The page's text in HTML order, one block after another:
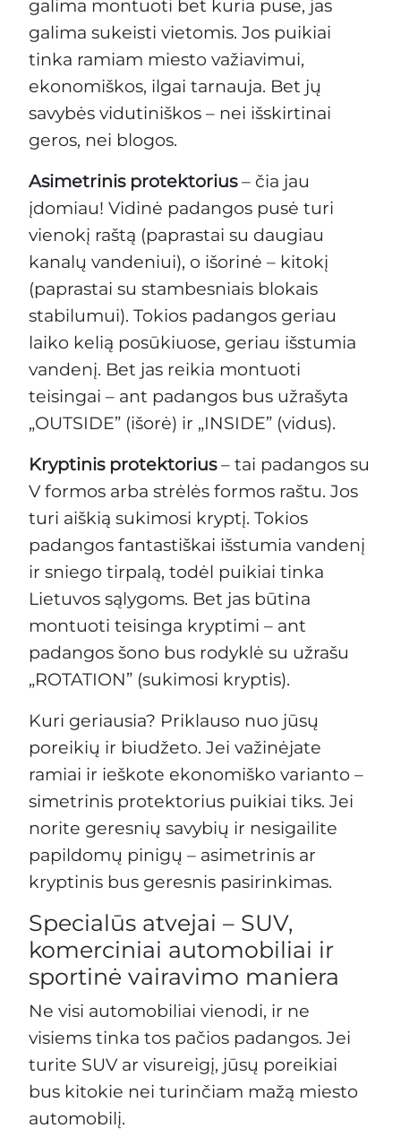
galima montuoti bet kuria puse, jas
galima sukeisti vietomis. Jos puikiai
tinka ramiam miesto važiavimui,
ekonomiškos, ilgai tarnauja. Bet jų
savybės vidutiniškos – nei išskirtinai
geros, nei blogos.
Asimetrinis protektorius– čia jau
įdomiau! Vidinė padangos pusė turi
vienokį raštą (paprastai su daugiau
kanalų vandeniui), o išorinė – kitokį
(paprastai su stambesniais blokais
stabilumui). Tokios padangos geriau
laiko kelią posūkiuose, geriau išstumia
vandenį. Bet jas reikia montuoti
teisingai – ant padangos bus užrašyta
„OUTSIDE” (išorė) ir „INSIDE” (vidus).
Kryptinis protektorius– tai padangos su
V formos arba strėlės formos raštu. Jos
turi aiškią sukimosi kryptį. Tokios
padangos fantastiškai išstumia vandenį
ir sniego tirpalą, todėl puikiai tinka
Lietuvos sąlygoms. Bet jas būtina
montuoti teisinga kryptimi – ant
padangos šono bus rodyklė su užrašu
„ROTATION” (sukimosi kryptis).
Kuri geriausia? Priklauso nuo jūsų
poreikių ir biudžeto. Jei važinėjate
ramiai ir ieškote ekonomiško varianto –
simetrinis protektorius puikiai tiks. Jei
norite geresnių savybių ir nesigailite
papildomų pinigų – asimetrinis ar
kryptinis bus geresnis pasirinkimas.
Specialūs atvejai – SUV,
komerciniai automobiliai ir
sportinė vairavimo maniera
Ne visi automobiliai vienodi, ir ne
visiems tinka tos pačios padangos. Jei
turite SUV ar visureigį, jūsų poreikiai
bus kitokie nei turinčiam mažą miesto
automobilį.